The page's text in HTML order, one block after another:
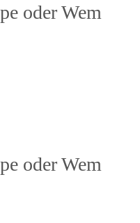
oder Wem
oder Wem